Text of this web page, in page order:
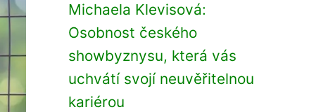
Michaela Klevisová:
Osobnost českého
showbyznysu, která vás
uchvátí svojí neuvěřitelnou
kariérou